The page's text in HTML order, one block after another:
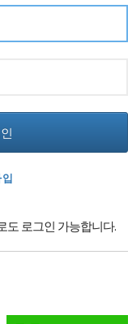
도 로그인 가능합니다.